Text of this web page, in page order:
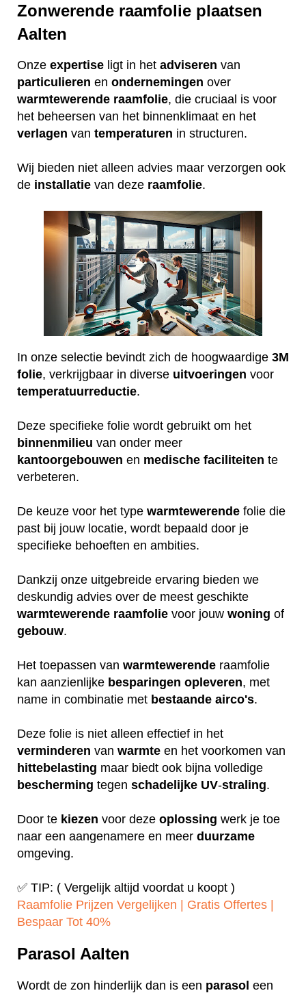
Zonwerende raamfolie plaatsen
Aalten
Onze expertise ligt in het adviseren van
particulieren en ondernemingen over
warmtewerende raamfolie, die cruciaal is voor
het beheersen van het binnenklimaat en het
verlagen van temperaturen in structuren.
Wij bieden niet alleen advies maar verzorgen ook
de installatie van deze raamfolie.
In onze selectie bevindt zich de hoogwaardige 3M
folie, verkrijgbaar in diverse uitvoeringen voor
temperatuurreductie.
Deze specifieke folie wordt gebruikt om het
binnenmilieu van onder meer
kantoorgebouwen en medische faciliteiten te
verbeteren.
De keuze voor het type warmtewerende folie die
past bij jouw locatie, wordt bepaald door je
specifieke behoeften en ambities.
Dankzij onze uitgebreide ervaring bieden we
deskundig advies over de meest geschikte
warmtewerende raamfolie voor jouw woning of
gebouw.
Het toepassen van warmtewerende raamfolie
kan aanzienlijke besparingen opleveren, met
name in combinatie met bestaande airco's.
Deze folie is niet alleen effectief in het
verminderen van warmte en het voorkomen van
hittebelasting maar biedt ook bijna volledige
bescherming tegen schadelijke UV-straling.
Door te kiezen voor deze oplossing werk je toe
naar een aangenamere en meer duurzame
omgeving.
✅ TIP: ( Vergelijk altijd voordat u koopt )
Raamfolie Prijzen Vergelijken | Gratis Offertes |
Bespaar Tot 40%‎
Parasol Aalten
Wordt de zon hinderlijk dan is een parasol een